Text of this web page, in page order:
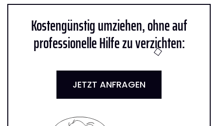
Kostengünstig umziehen, ohne auf
professionelle Hilfe zu verzichten:
JETZT ANFRAGEN